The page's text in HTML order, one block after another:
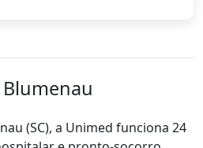
(SC), a Unimed funciona 24